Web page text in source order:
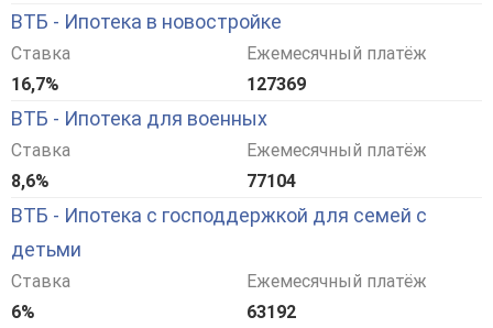
ВТБ - Ипотека в новостройке
Ставка
16,7%
Ежемесячный платёж
127369
ВТБ - Ипотека для военных
Ставка
8,6%
Ежемесячный платёж
77104
ВТБ - Ипотека с господдержкой для семей с
детьми
Ставка
6%
Ежемесячный платёж
63192